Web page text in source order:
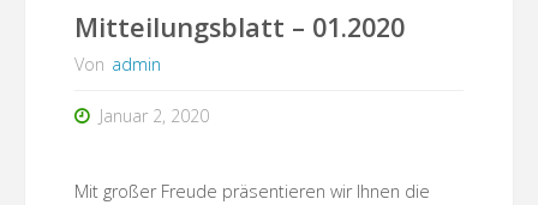
Mitteilungsblatt – 01.2020
Von admin
Januar 2, 2020
Mit großer Freude präsentieren wir Ihnen die